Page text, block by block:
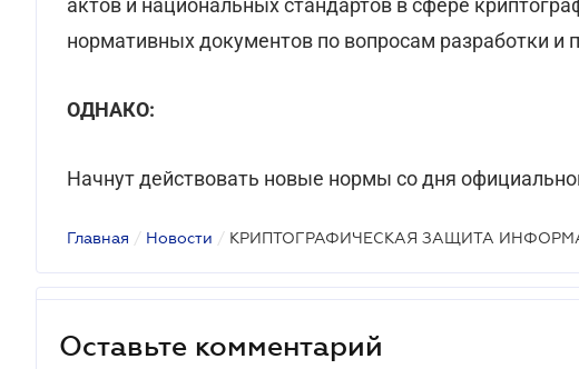
актов и национальных стандартов в сфере
нормативных документов по вопросам разработки и
ОДНАКО:
Начнут действовать новые нормы со дня
Главная / Новости / КРИПТОГРАФИЧЕСКАЯ ЗАЩИТА
Оставьте комментарий